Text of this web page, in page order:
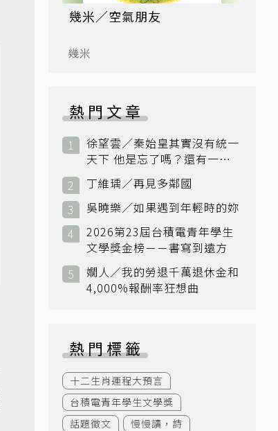
幾米／空氣朋友
幾米
熱門文章
徐望雲／秦始皇其實沒有統一
天下 他是忘了嗎？還有一個
小國：衛國
丁維瑀／再見多鄰國
吳曉樂／如果遇到年輕時的妳
2026第23屆台積電青年學生
文學獎金榜－－書寫到遠方
嫺人／我的勞退千萬退休金和
4,000%報酬率狂想曲
熱門標籤
十二生肖運程大預言
台積電青年學生文學獎
話題徵文
慢慢讀，詩